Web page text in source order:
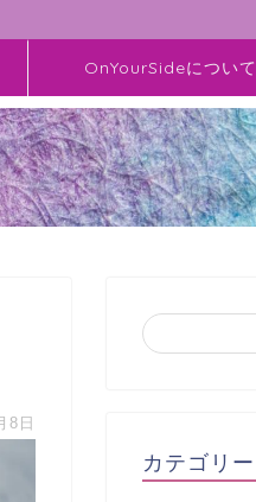
OnYourSideについて
8日
カテゴリー